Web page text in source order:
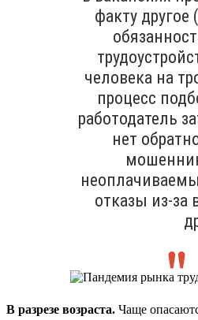
факту другое
человека на
процесс
работодатель
нет
отказы из-за
В разрезе возраста. Чаще